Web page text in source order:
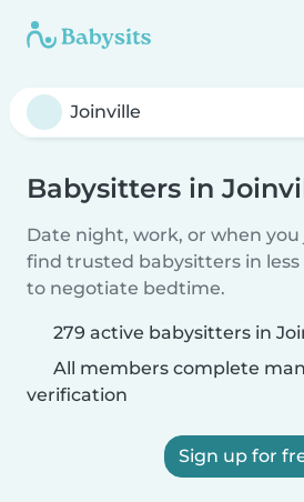
Babysitters in
Date night, work, or when
find trusted babysitters in
to negotiate bedtime.
279 active babysitters in
All members complete
verification
Sign up for